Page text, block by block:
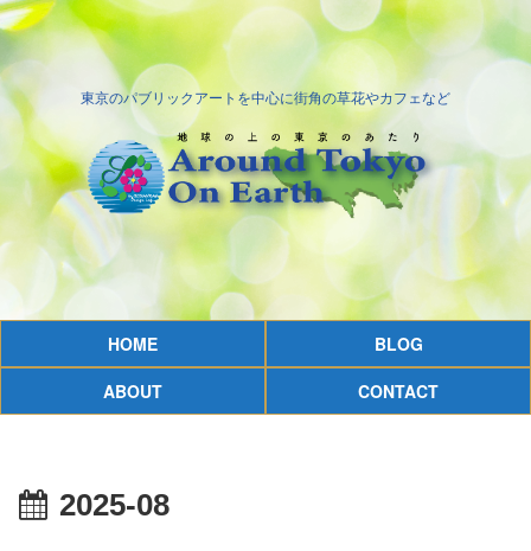
東京のパブリックアートを中心に街角の草花やカフェなど
HOME
BLOG
ABOUT
CONTACT
2025-08